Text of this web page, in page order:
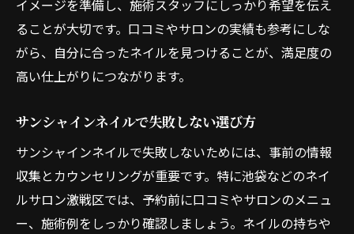
イメージを準備し、施術スタッフにしっかり希望を伝え
ることが大切です。口コミやサロンの実績も参考にしな
がら、自分に合ったネイルを見つけることが、満足度の
高い仕上がりにつながります。
サンシャインネイルで失敗しない選び方
サンシャインネイルで失敗しないためには、事前の情報
収集とカウンセリングが重要です。特に池袋などのネイ
ルサロン激戦区では、予約前に口コミやサロンのメニュ
ー、施術例をしっかり確認しましょう。ネイルの持ちや